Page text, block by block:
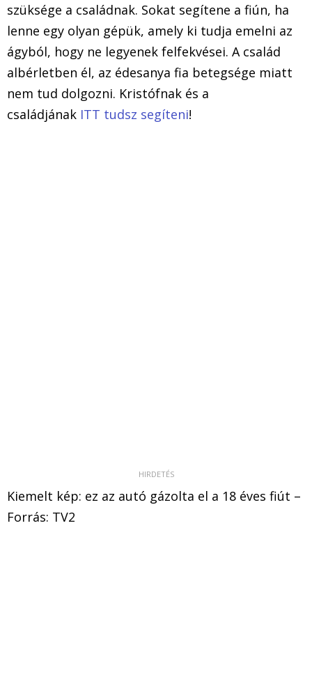
szüksége a családnak. Sokat segítene a fiún, ha
lenne egy olyan gépük, amely ki tudja emelni az
ágyból, hogy ne legyenek felfekvései. A család
albérletben él, az édesanya fia betegsége miatt
nem tud dolgozni. Kristófnak és a
családjának ITT tudsz segíteni!
Kiemelt kép: ez az autó gázolta el a 18 éves fiút –
Forrás: TV2